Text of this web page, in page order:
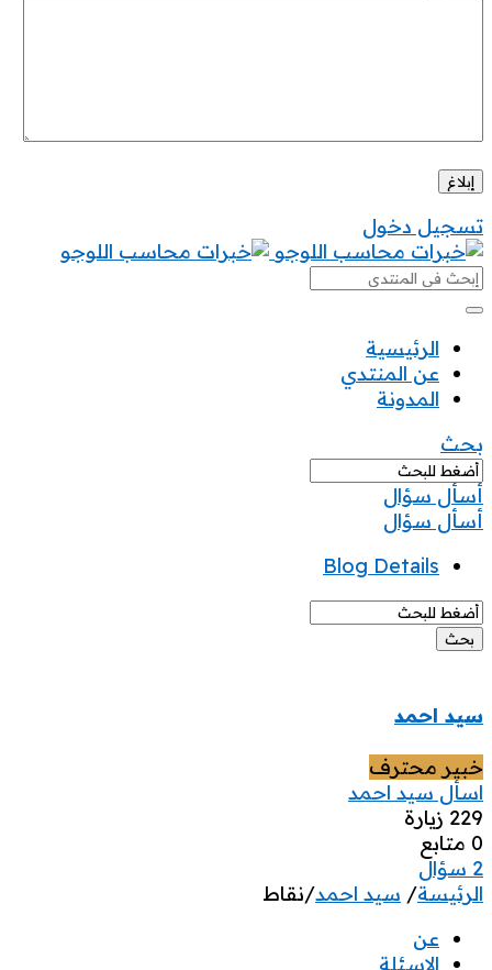
تسجيل دخول
خبرات
محاسب
خبرات
محاسب
القائمة
الرئيسية
عن المنتدي
المدونة
بحث
أسأل سؤال
قائمة
الموبيل
غلق
أسأل سؤال
Blog Details
سيد احمد
خبير محترف
اسأل سيد احمد
229 زيارة
0 ‫متابع
2 سؤال
الرئيسة/ سيد احمد/نقاط
عن
الاسئلة